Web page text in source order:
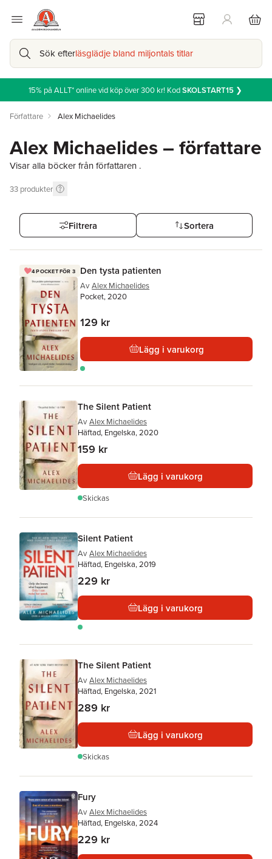
Sök efterläsglädje bland miljontals titlar
15% på ALLT* online vid köp över 300 kr! KodSKOLSTART15❯
Författare Alex Michaelides
Alex Michaelides – författare
Visar alla böcker från författaren .
33 produkter
Filtrera Sortera
4 POCKET FÖR 3 Den tysta patienten
Av Alex Michaelides
Pocket, 2020
129 kr
Lägg i varukorg
The Silent Patient
Av Alex Michaelides
Häftad, Engelska, 2020
159 kr
Lägg i varukorg
Skickas
Silent Patient
Av Alex Michaelides
Häftad, Engelska, 2019
229 kr
Lägg i varukorg
The Silent Patient
Av Alex Michaelides
Häftad, Engelska, 2021
289 kr
Lägg i varukorg
Skickas
Fury
Av Alex Michaelides
Häftad, Engelska, 2024
229 kr